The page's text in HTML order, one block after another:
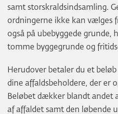
samt storskraldsindsamling.
ordningerne ikke kan vælges
også på ubebyggede grunde,
tomme byggegrunde og
Herudover betaler du et
dine affaldsbeholdere, der er
Beløbet dækker blandt andet
af affaldet samt den løbende